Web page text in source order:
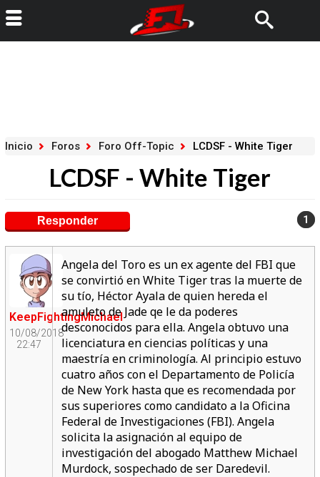
Inicio Foros Foro Off-Topic LCDSF - White Tiger
LCDSF - White Tiger
Responder 1
KeepFightingMichael
10/08/2018
22:47
Angela del Toro es un ex agente del FBI que
se convirtió en White Tiger tras la muerte de
su tío, Héctor Ayala de quien hereda el
amuleto de Jade qe le da poderes
desconocidos para ella. Angela obtuvo una
licenciatura en ciencias políticas y una
maestría en criminología. Al principio estuvo
cuatro años con el Departamento de Policía
de New York hasta que es recomendada por
sus superiores como candidato a la Oficina
Federal de Investigaciones (FBI). Angela
solicita la asignación al equipo de
investigación del abogado Matthew Michael
Murdock, sospechado de ser Daredevil.